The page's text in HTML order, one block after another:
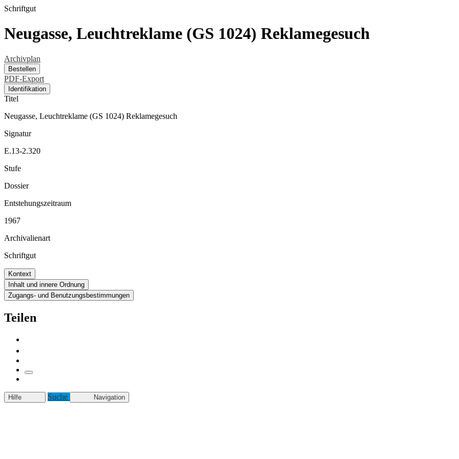
Schriftgut
Neugasse, Leuchtreklame (GS 1024) Reklamegesuch
Archivplan
Bestellen
PDF-Export
Identifikation
Titel
Neugasse, Leuchtreklame (GS 1024) Reklamegesuch
Signatur
E.13-2.320
Stufe
Dossier
Entstehungszeitraum
1967
Archivalienart
Schriftgut
Kontext
Inhalt und innere Ordnung
Zugangs- und Benutzungsbestimmungen
Teilen
Hilfe Suche Navigation